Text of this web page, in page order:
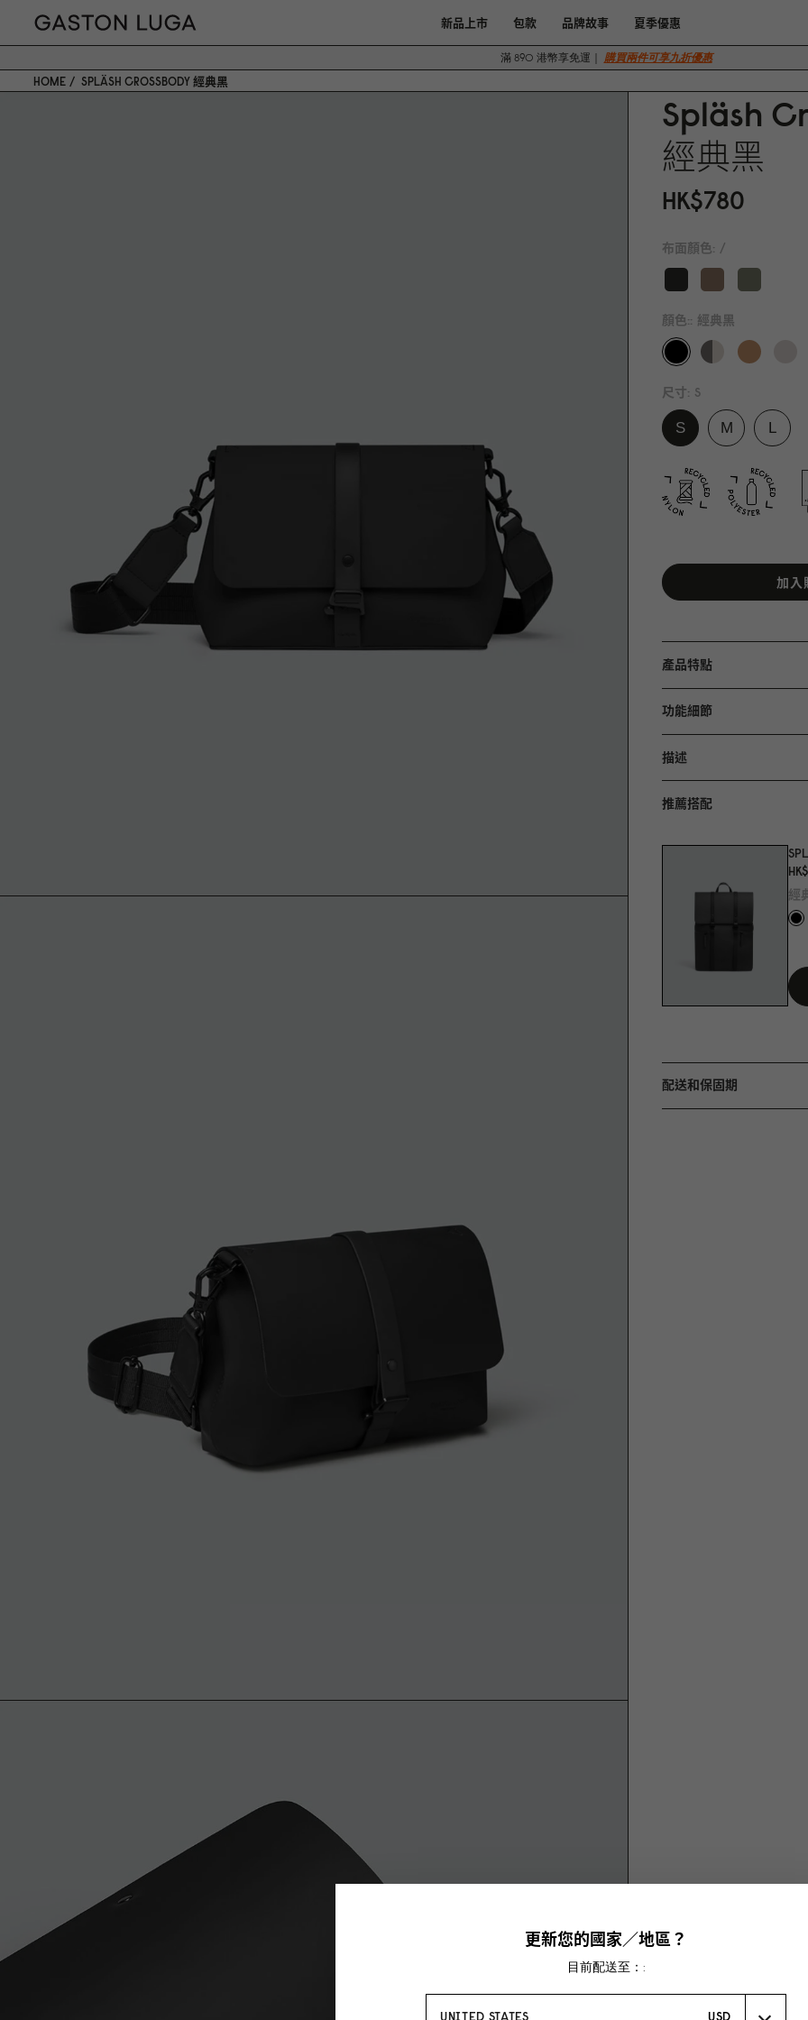
新品上市 包款 品牌故事 夏季優惠
滿 890 港幣享免運｜ 購買兩件可享九折優惠
HOME SPLÄSH CROSSBODY 經典黑
Spläsh
經典黑
HK$780
布面顏色: /
顏色:: 經典黑
尺寸: S
加入
產品特點
功能細節
描述
推薦搭配
經
配送和保固期
更新您的國家／地區？
目前配送至：:
UNITED STATES USD